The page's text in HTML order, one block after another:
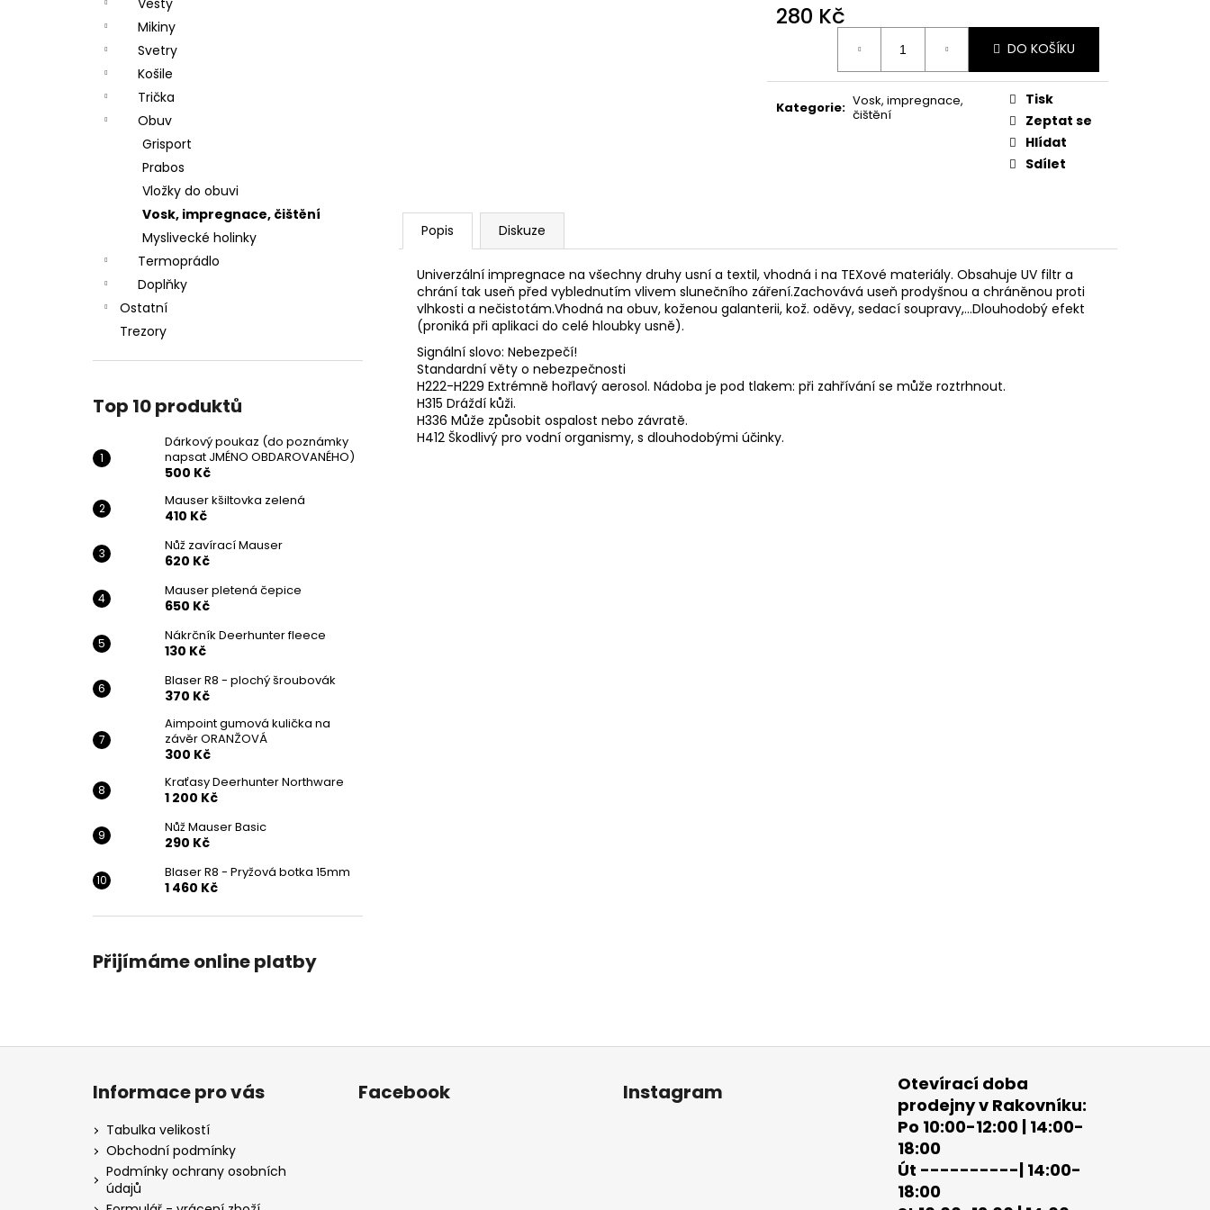
Vesty
Mikiny
Svetry
Košile
Trička
Obuv
Grisport
Prabos
Vložky do obuvi
Vosk, impregnace, čištění
Myslivecké holinky
Termoprádlo
Doplňky
Ostatní
Trezory
Top 10 produktů
Dárkový poukaz (do poznámky
napsat JMÉNO OBDAROVANÉHO)
500 Kč
Mauser kšiltovka zelená
410 Kč
Nůž zavírací Mauser
620 Kč
Mauser pletená čepice
650 Kč
Nákrčník Deerhunter fleece
130 Kč
Blaser R8 - plochý šroubovák
370 Kč
Aimpoint gumová kulička na
závěr ORANŽOVÁ
300 Kč
Kraťasy Deerhunter Northware
1 200 Kč
Nůž Mauser Basic
290 Kč
Blaser R8 - Pryžová botka 15mm
1 460 Kč
Přijímáme online platby
280 Kč
DO KOŠÍKU
Kategorie: Vosk, impregnace,
čištění
Tisk
Zeptat se
Hlídat
Sdílet
Popis Diskuze
Univerzální impregnace na všechny druhy usní a textil, vhodná i na TEXové materiály. Obsahuje UV filtr a
chrání tak useň před vyblednutím vlivem slunečního záření.Zachovává useň prodyšnou a chráněnou proti
vlhkosti a nečistotám.Vhodná na obuv, koženou galanterii, kož. oděvy, sedací soupravy,...Dlouhodobý efekt
(proniká při aplikaci do celé hloubky usně).
Signální slovo: Nebezpečí!
Standardní věty o nebezpečnosti
H222-H229 Extrémně hořlavý aerosol. Nádoba je pod tlakem: při zahřívání se může roztrhnout.
H315 Dráždí kůži.
H336 Může způsobit ospalost nebo závratě.
H412 Škodlivý pro vodní organismy, s dlouhodobými účinky.
DÁRKOVÝ POUKAZ (DO POZNÁMKY
NAPSAT JMÉNO OBDAROVANÉHO)
500 Kč
NŮŽ ZAVÍRACÍ MAUSER
Z
Informace pro vás
Tabulka velikostí
Obchodní podmínky
Podmínky ochrany osobních
údajů
Facebook Instagram
Otevírací doba
prodejny v Rakovníku:
Po 10:00-12:00 | 14:00-
18:00
Út ----------| 14:00-
18:00